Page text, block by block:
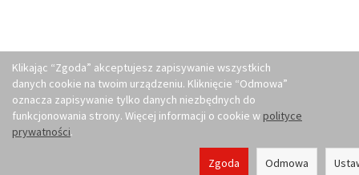
Klikając “Zgoda” akceptujesz zapisywanie wszystkich
danych cookie na twoim urządzeniu. Kliknięcie “Odmowa”
oznacza zapisywanie tylko danych niezbędnych do
funkcjonowania strony. Więcej informacji o cookie w polityce
prywatności.
Odmowa
Zgoda